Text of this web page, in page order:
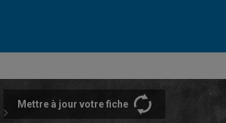
Mettre à jour votre fiche